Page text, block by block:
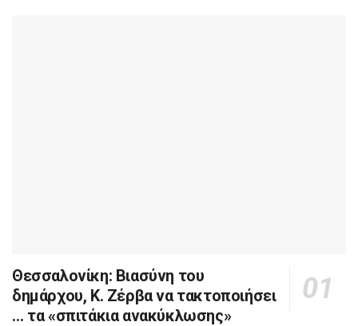
Θεσσαλονίκη: Βιασύνη του
δημάρχου, Κ. Ζέρβα να τακτοποιήσει
… τα «σπιτάκια ανακύκλωσης»